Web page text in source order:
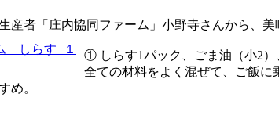
産者「庄内協同ファーム」小野寺さんから、
① しらす1パック、ごま油（小2）
全ての材料をよく混ぜて、ご飯に
め。